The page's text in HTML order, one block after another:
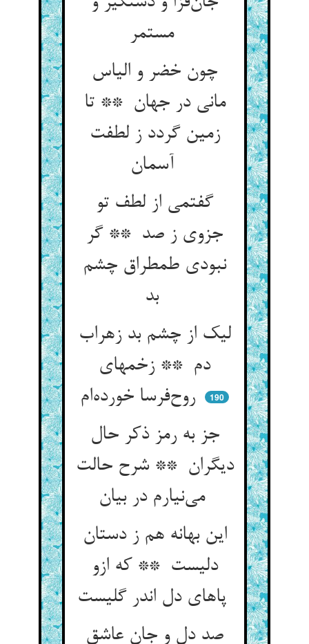
مستمر
چون خضر و الیاس
مانی در جهان ** تا
زمین گردد ز لطفت
گفتمی از لطف تو
جزوی ز صد ** گر
نبودی طمطراق چشم
بد
لیک از چشم بد زهراب
دم ** زخمهای
190
جز به رمز ذکر حال
دیگران ** شرح حالت
می‌نیارم در بیان
این بهانه هم ز دستان
دلیست ** که ازو
صد دل و جان عاشق